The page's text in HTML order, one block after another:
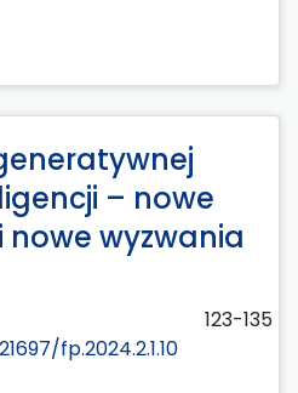
– nowe
wyzwania
123-135
fp.2024.2.1.10